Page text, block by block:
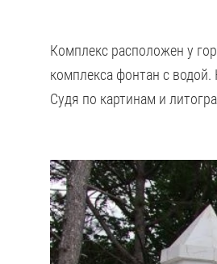
Комплекс расположен у
комплекса фонтан с водой.
Судя по картинам и